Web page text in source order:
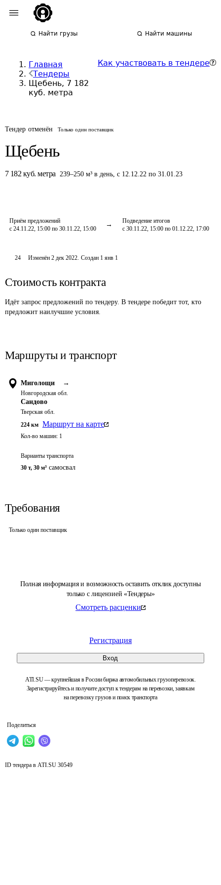
Найти грузы Найти машины
Главная
Тендеры
Щебень, 7 182
куб. метра
Как участвовать в тендере
Тендер отменён Только один поставщик
Щебень
7 182 куб. метра 239–250 м³ в день, с 12.12.22 по 31.01.23
Приём предложений
с 24.11.22, 15:00 по 30.11.22, 15:00
Подведение итогов
с 30.11.22, 15:00 по 01.12.22, 17:00
Полная информация и возможность оставить отклик доступны
только с лицензией «Тендеры»
Смотреть расценки
Регистрация
Вход
ATI.SU — крупнейшая в России биржа автомобильных грузоперевозок.
Зарегистрируйтесь и получите доступ к тендерам на перевозки, заявкам
на перевозку грузов и поиск транспорта
Поделиться
24 Изменён2 дек 2022. Создан 1 янв 1
Стоимость контракта
Идёт запрос предложений по тендеру. В тендере победит тот, кто
предложит наилучшие условия.
Маршруты и транспорт
Миголощи →
Новгородская обл.
Сандово
Тверская обл.
224 км Маршрут на карте
Кол-во машин: 1
Варианты транспорта
30 т, 30 м³ самосвал
Требования
Только один поставщик
ID тендера в ATI.SU 30549